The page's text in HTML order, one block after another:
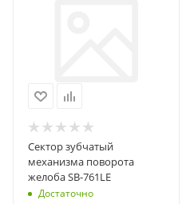
Сектор зубчатый
механизма поворота
желоба SB-761LE
Достаточно